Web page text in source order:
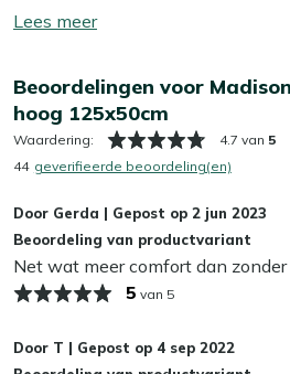
hardnekkige vlekken los te
schaduw laat opdrogen, zo
terugloopt.
Wil je het jezelf nog makkelijker
Kees Smit Textiel & Rope
kussens water- en vuilafstotend,
blijven. Dat bespaart je weer
laten liggen?
Toon/verberg
Beoordelingen voor
hoog 125x50cm
Waardering: 4.7 van 5
44 geverifieerde beoordeling(en)
Door Gerda | Gepost op 2 jun 2023
Beoordeling van productvariant
Net wat meer comfort dan zonder
5 van 5
Door T | Gepost op 4 sep 2022